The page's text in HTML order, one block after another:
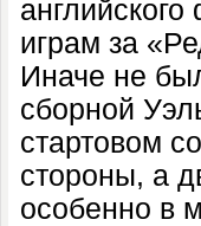
играм за
Иначе не
сборной
стартовом
стороны, а
особенно в